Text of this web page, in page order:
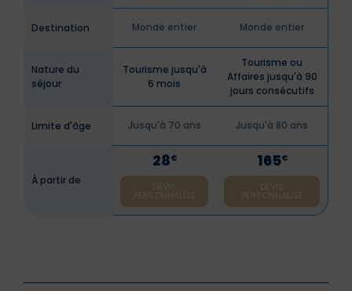
Destination Monde entier Monde entier
Nature du
séjour
Tourisme jusqu'à
6 mois
Tourisme ou
Affaires jusqu'à 90
jours consécutifs
Limite d'âge Jusqu'à 70 ans Jusqu'à 80 ans
À partir de
28€
DEVIS
PERSONNALISÉ
165€
DEVIS
PERSONNALISÉ